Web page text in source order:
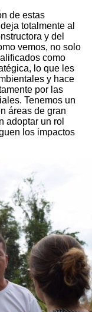
de estas
totalmente al
y del
vemos, no solo
como
lo que les
y hace
por las
Tenemos un
áreas de gran
adoptar un rol
los impactos